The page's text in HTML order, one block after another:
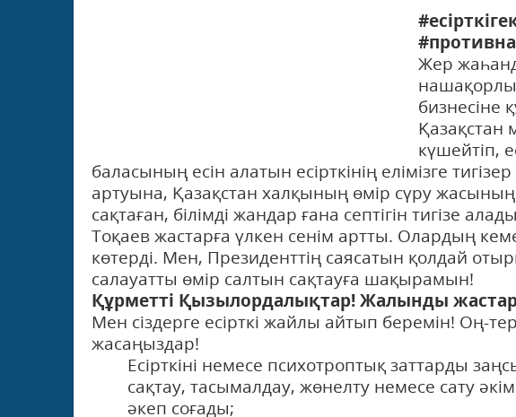
Жер
бизнесіне
Қазақстан
күшейтіп,
баласының есін алатын есірткінің елімізге
артуына, Қазақстан халқының өмір сүру
сақтаған, білімді жандар ғана септігін тигізе
Тоқаев жастарға үлкен сенім артты. Олардың
көтерді. Мен, Президенттің саясатын қолдай
салауатты өмір салтын сақтауға шақырамын!
Құрметті Қызылордалықтар! Жалынды
Мен сіздерге есірткі жайлы айтып беремін! Оң-
жасаңыздар!
Есірткіні немесе психотроптық заттарды
сақтау, тасымалдау, жөнелту немесе сату
әкеп соғады;